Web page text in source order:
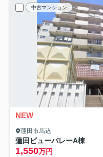
中古マンション
NEW
蓮田市馬込
蓮田ビューパレーA棟
1,550万円